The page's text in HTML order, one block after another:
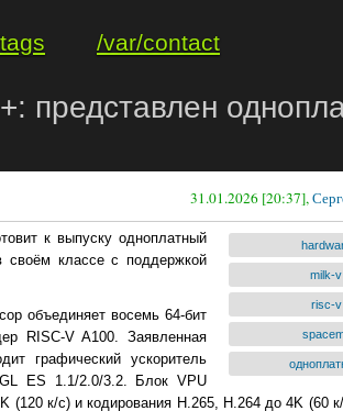
/var/contact
представлен
31.01.2026 [20:37],
milk-v
risc-v
к выпуску одноплатный
своём классе с поддержкой
объединяет восемь 64-бит
RISC-V A100. Заявленная
графический ускоритель
ES 1.1/2.0/3.2. Блок VPU
(120 к/с) и кодирования H.265, H.264 до 4K (60